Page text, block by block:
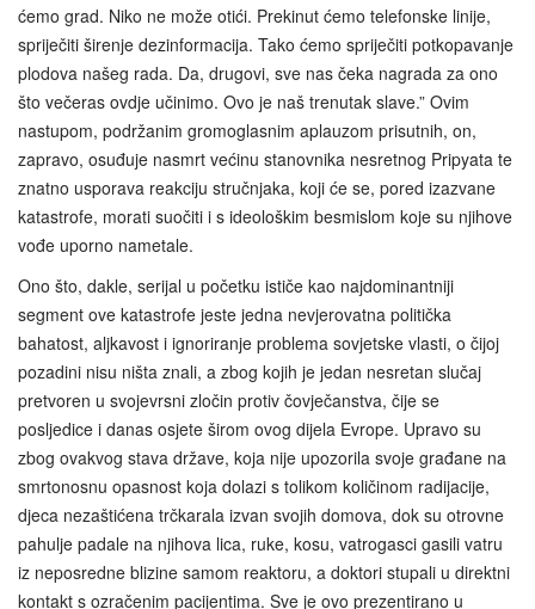
ćemo grad. Niko ne može otići. Prekinut ćemo telefonske linije,
spriječiti širenje dezinformacija. Tako ćemo spriječiti potkopavanje
plodova našeg rada. Da, drugovi, sve nas čeka nagrada za ono
što večeras ovdje učinimo. Ovo je naš trenutak slave.” Ovim
nastupom, podržanim gromoglasnim aplauzom prisutnih, on,
zapravo, osuđuje nasmrt većinu stanovnika nesretnog Pripyata te
znatno usporava reakciju stručnjaka, koji će se, pored izazvane
katastrofe, morati suočiti i s ideološkim besmislom koje su njihove
vođe uporno nametale.
Ono što, dakle, serijal u početku ističe kao najdominantniji
segment ove katastrofe jeste jedna nevjerovatna politička
bahatost, aljkavost i ignoriranje problema sovjetske vlasti, o čijoj
pozadini nisu ništa znali, a zbog kojih je jedan nesretan slučaj
pretvoren u svojevrsni zločin protiv čovječanstva, čije se
posljedice i danas osjete širom ovog dijela Evrope. Upravo su
zbog ovakvog stava države, koja nije upozorila svoje građane na
smrtonosnu opasnost koja dolazi s tolikom količinom radijacije,
djeca nezaštićena trčkarala izvan svojih domova, dok su otrovne
pahulje padale na njihova lica, ruke, kosu, vatrogasci gasili vatru
iz neposredne blizine samom reaktoru, a doktori stupali u direktni
kontakt s ozračenim pacijentima. Sve je ovo prezentirano u